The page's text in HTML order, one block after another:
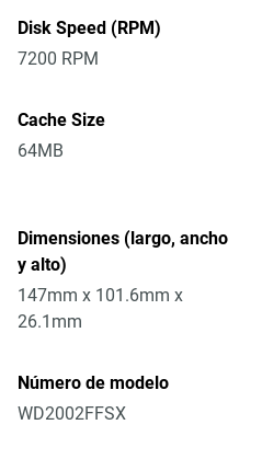
Disk Speed (RPM)
7200 RPM
Cache Size
64MB
Dimensiones (largo, ancho
y alto)
147mm x 101.6mm x
26.1mm
Número de modelo
WD2002FFSX